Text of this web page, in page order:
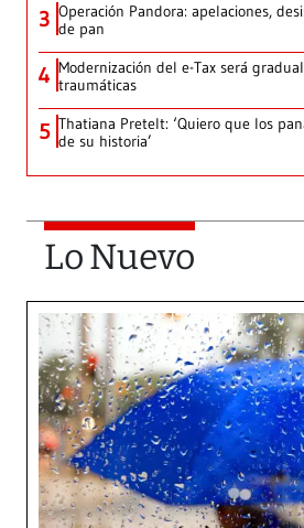
3 Operación Pandora: apelaciones,
de pan
4 Modernización del e-Tax será
traumáticas
5 Thatiana Pretelt: ‘Quiero que los
de su historia’
Lo Nuevo